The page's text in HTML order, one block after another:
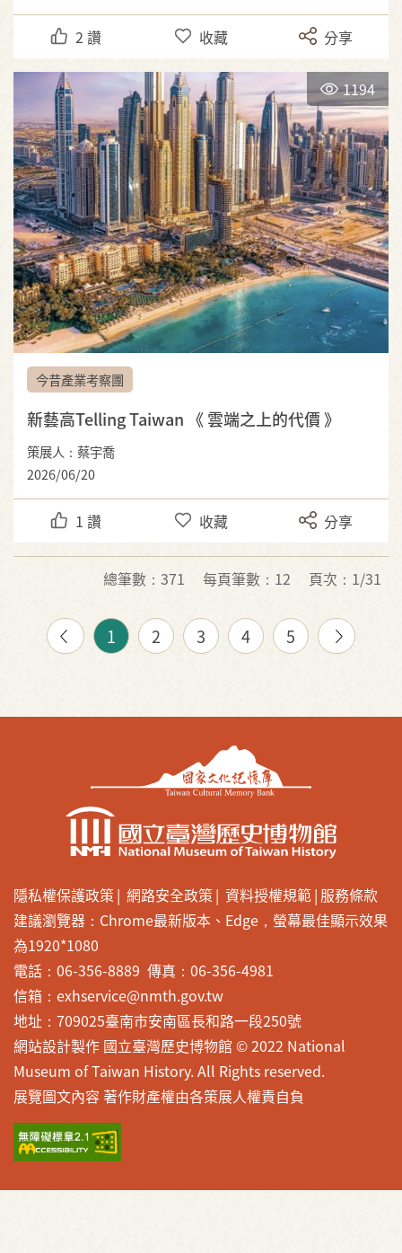
2 讚 收藏 分享
1194
今昔產業考察團
新藝高Telling Taiwan 《 雲端之上的代價 》
策展人：蔡宇喬
2026/06/20
1 讚 收藏 分享
總筆數：371 每頁筆數：12 頁次：1/31
1 2 3 4 5
隱私權保護政策 網路安全政策 資料授權規範 服務條款
建議瀏覽器：Chrome最新版本、Edge，螢幕最佳顯示效果
為1920*1080
電話：06-356-8889 傳真：06-356-4981
信箱：exhservice@nmth.gov.tw
地址：709025臺南市安南區長和路一段250號
網站設計製作 國立臺灣歷史博物館 © 2022 National
Museum of Taiwan History. All Rights reserved.
展覽圖文內容 著作財產權由各策展人權責自負